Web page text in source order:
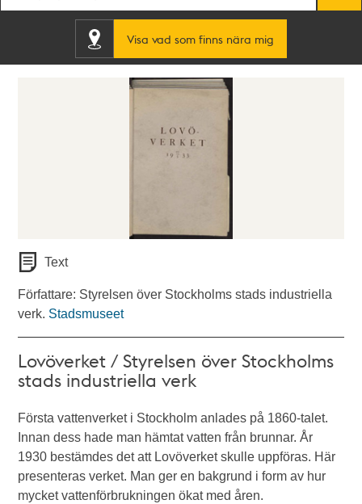
Visa vad som finns nära mig
Text
Författare: Styrelsen över Stockholms stads industriella
verk. Stadsmuseet
Lovöverket / Styrelsen över Stockholms
stads industriella verk
Första vattenverket i Stockholm anlades på 1860-talet.
Innan dess hade man hämtat vatten från brunnar. År
1930 bestämdes det att Lovöverket skulle uppföras. Här
presenteras verket. Man ger en bakgrund i form av hur
mycket vattenförbrukningen ökat med åren.